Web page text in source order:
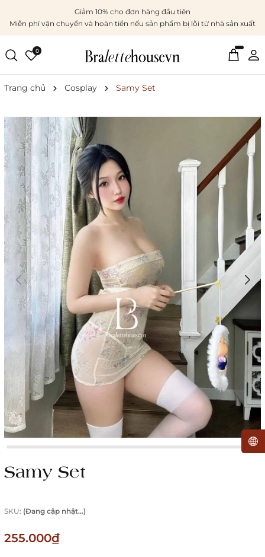
Giảm 10% cho đơn hàng đầu tiên
Miễn phí vận chuyển và hoàn tiền nếu sản phẩm bị lỗi từ nhà sản xuất
0
Trang chủ Cosplay Samy Set
Samy Set
SKU: (Đang cập nhật...)
255.000₫